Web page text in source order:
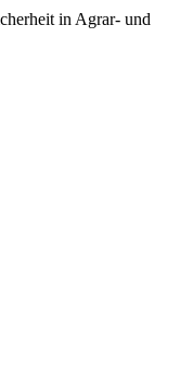
in Agrar- und